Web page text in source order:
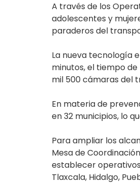
A través de los
adolescentes y
paraderos del
La nueva tecnología
minutos, el tiempo de
mil 500 cámaras del
En materia de
en 32 municipios, lo
Para ampliar los
Mesa de
establecer
Tlaxcala, Hidalgo,